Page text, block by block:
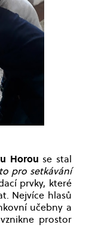
Horou se stal
pro setkávání
prvky, které
Nejvíce hlasů
učebny a
prostor